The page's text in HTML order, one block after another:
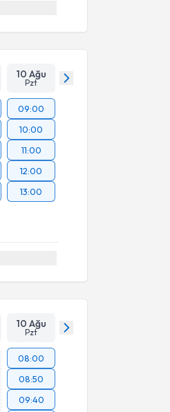
10 Ağu
Pzt
09:00
10:00
11:00
12:00
13:00
10 Ağu
Pzt
08:00
08:50
09:40